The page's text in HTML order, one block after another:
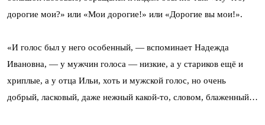
дорогие мои?» или «Мои дорогие!» или «Дорогие вы мои!».
«И голос был у него особенный, — вспоминает Надежда
Ивановна, — у мужчин голоса — низкие, а у стариков ещё и
хриплые, а у отца Ильи, хоть и мужской голос, но очень
добрый, ласковый, даже нежный какой-то, словом, блаженный…